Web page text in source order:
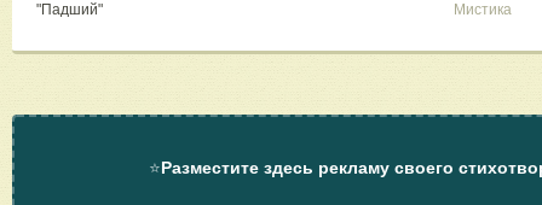
"Падший" Мистика
⭐Разместите здесь рекламу своего